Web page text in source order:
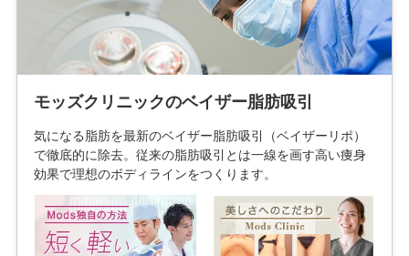
モッズクリニックのベイザー脂肪吸引
気になる脂肪を最新のベイザー脂肪吸引（ベイザーリポ）
で徹底的に除去。従来の脂肪吸引とは一線を画す高い痩身
効果で理想のボディラインをつくります。